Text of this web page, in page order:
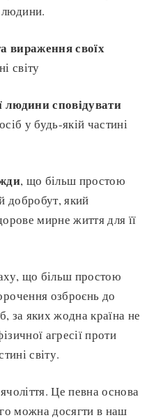
вираження своїх
світу
людини сповідувати
у будь-якій частині
, що більш простою
добробут, який
мирне життя для її
що більш простою
озброєнь до
за яких жодна країна не
агресії проти
світу.
Це певна основа
можна досягти в наш